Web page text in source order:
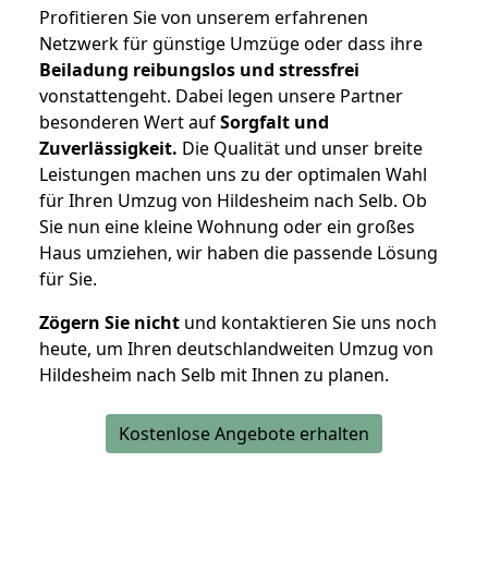
Profitieren Sie von unserem erfahrenen
Netzwerk für günstige Umzüge oder dass ihre
Beiladung reibungslos und stressfrei
vonstattengeht. Dabei legen unsere Partner
besonderen Wert aufSorgfalt und
Zuverlässigkeit. Die Qualität und unser breite
Leistungen machen uns zu der optimalen Wahl
für Ihren Umzug von Hildesheim nach Selb. Ob
Sie nun eine kleine Wohnung oder ein großes
Haus umziehen, wir haben die passende Lösung
für Sie.
Zögern Sie nicht und kontaktieren Sie uns noch
heute, um Ihren deutschlandweiten Umzug von
Hildesheim nach Selb mit Ihnen zu planen.
Kostenlose Angebote erhalten